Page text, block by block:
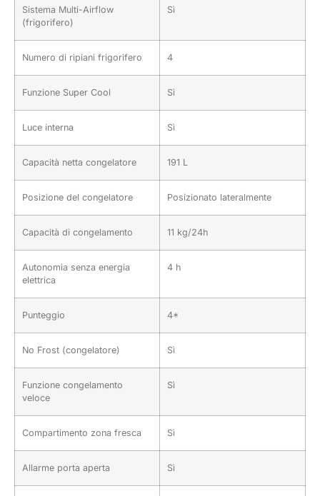
Sistema Multi-Airflow
(frigorifero)
Sì
Numero di ripiani frigorifero 4
Funzione Super Cool Sì
Luce interna Sì
Capacità netta congelatore 191 L
Posizione del congelatore Posizionato lateralmente
Capacità di congelamento 11 kg/24h
Autonomia senza energia
elettrica
4 h
Punteggio 4*
No Frost (congelatore) Sì
Funzione congelamento
veloce
Sì
Compartimento zona fresca Sì
Allarme porta aperta Sì